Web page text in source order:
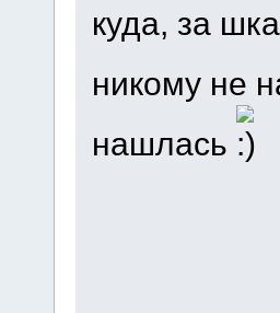
куда, за
никому не
нашлась